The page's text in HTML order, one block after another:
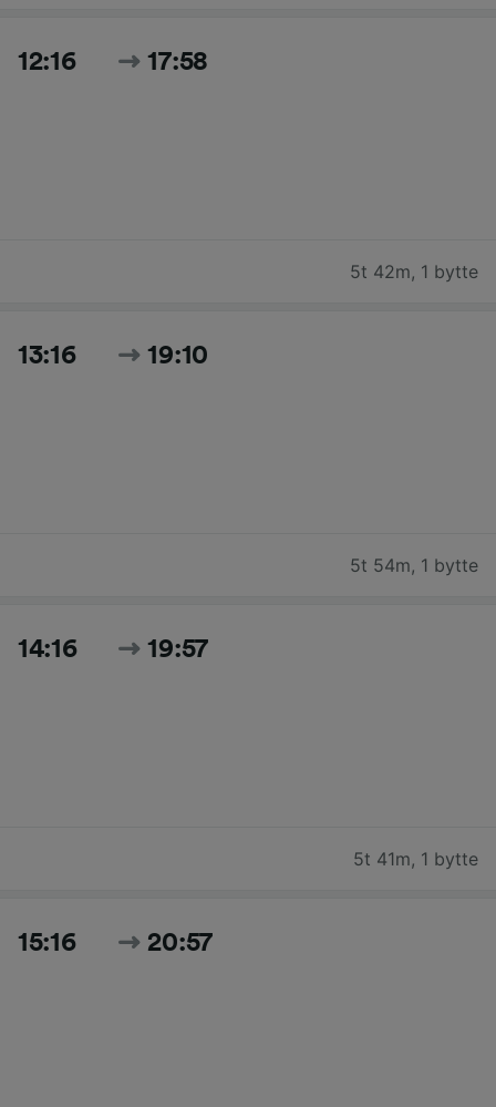
12:16 17:58
5t 42m, 1 bytte
13:16 19:10
5t 54m, 1 bytte
14:16 19:57
5t 41m, 1 bytte
15:16 20:57